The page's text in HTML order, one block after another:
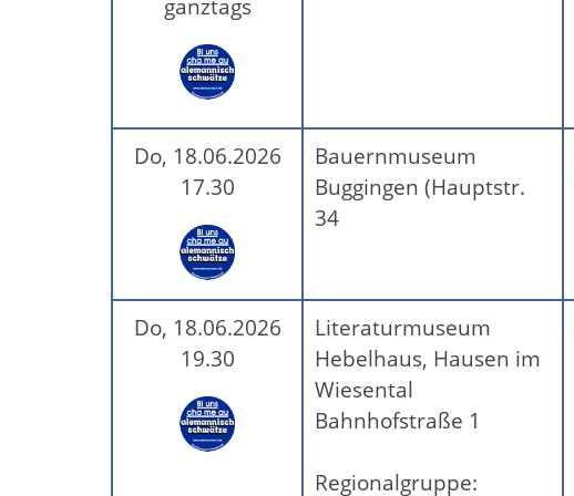
ganztags
Do, 18.06.2026
17.30
Bauernmuseum
Buggingen (Hauptstr.
34
Do, 18.06.2026
19.30
Literaturmuseum
Hebelhaus, Hausen im
Wiesental
Bahnhofstraße 1
Regionalgruppe: